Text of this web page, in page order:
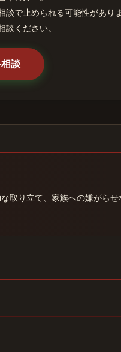
で止められる可能性がありま
ください。
談
取り立て、家族への嫌がら